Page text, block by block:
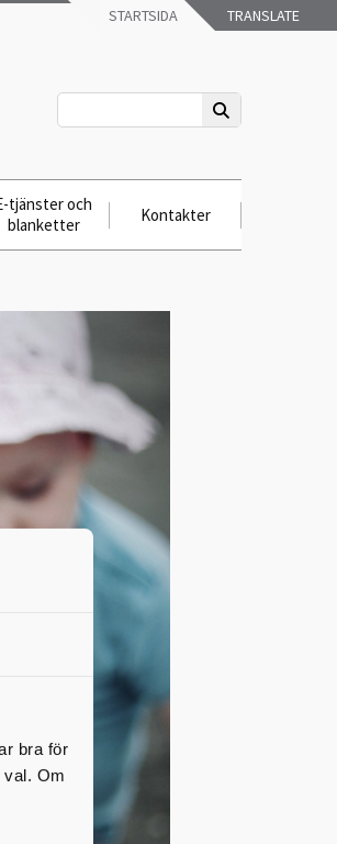
bra för
Om
STARTSIDA TRANSLATE
tjänster och
blanketter
Kontakter